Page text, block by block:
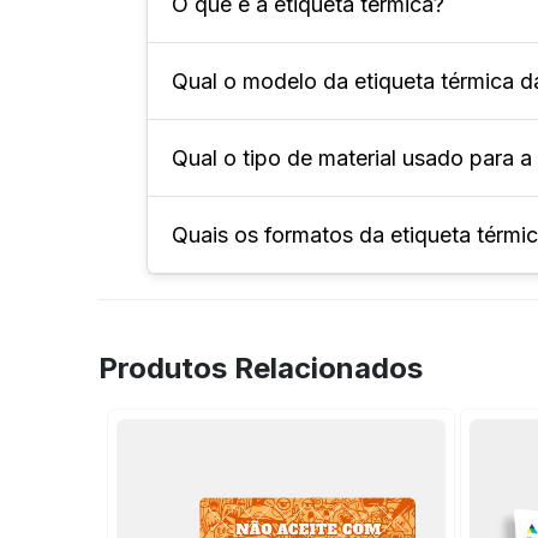
A etiqueta térmica é um adesivo
supermercados e logística.
Qual o modelo da etiqueta térmica
Os principais modelos são
balanças automáticas.
Qual o tipo de material usado para
A etiqueta térmica FuturaIM é feita
Quais os formatos da etiqueta
Produtos Relacionados